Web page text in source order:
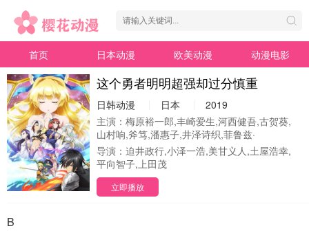
首页 日本动漫 欧美动漫 动漫电影
这个勇者明明超强却过分慎重
日韩动漫 日本
2019
主演： 梅原裕一郎,丰崎爱生,河西健吾,古贺葵,
山村响,斧笃,潘惠子,井泽诗织,菲鲁兹·
导演： 迫井政行,小泽一浩,美甘义人,土屋浩幸,
平向智子,上田茂
立即播放
B